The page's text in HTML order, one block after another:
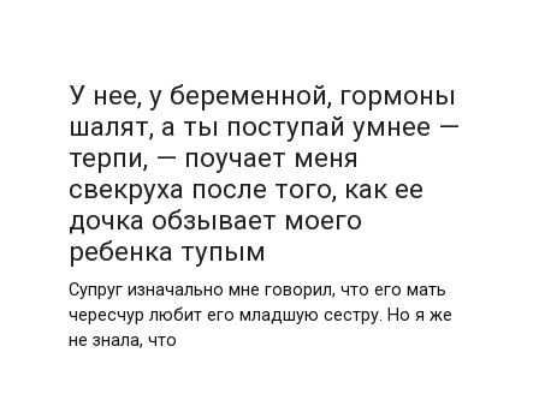
У нее, у беременной, гормоны
шалят, а ты поступай умнее —
терпи, — поучает меня
свекруха после того, как ее
дочка обзывает моего
ребенка тупым
Супруг изначально мне говорил, что его мать
чересчур любит его младшую сестру. Но я же
не знала, что